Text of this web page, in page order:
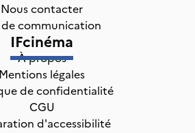
Nous contacter
communication
IFcinéma
À propos
Mentions légales
de confidentialité
CGU
d'accessibilité